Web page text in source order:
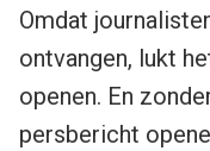
Omdat
ontvangen, lukt
openen. En
persbericht